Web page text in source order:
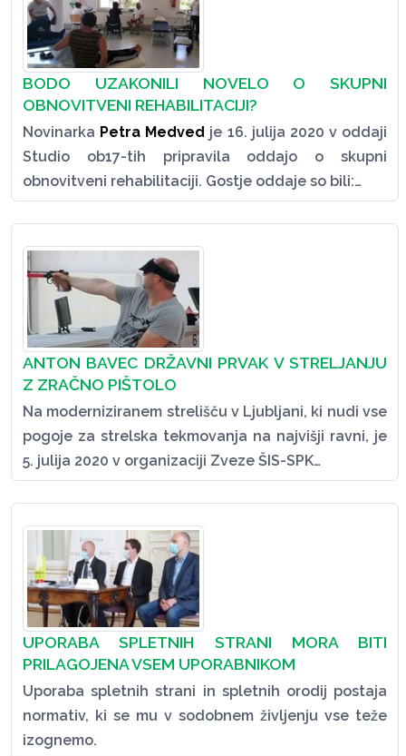
BODO UZAKONILI NOVELO O SKUPNI
OBNOVITVENI REHABILITACIJI?
Novinarka Petra Medved je 16. julija 2020 v oddaji
Studio ob17-tih pripravila oddajo o skupni
obnovitveni rehabilitaciji. Gostje oddaje so bili:…
ANTON BAVEC DRŽAVNI PRVAK V STRELJANJU
Z ZRAČNO PIŠTOLO
Na moderniziranem strelišču v Ljubljani, ki nudi vse
pogoje za strelska tekmovanja na najvišji ravni, je
5. julija 2020 v organizaciji Zveze ŠIS-SPK…
UPORABA SPLETNIH STRANI MORA BITI
PRILAGOJENA VSEM UPORABNIKOM
Uporaba spletnih strani in spletnih orodij postaja
normativ, ki se mu v sodobnem življenju vse teže
izognemo.